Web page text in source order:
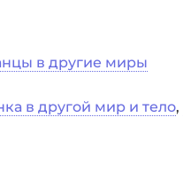
в другие миры
в другой мир и тело,